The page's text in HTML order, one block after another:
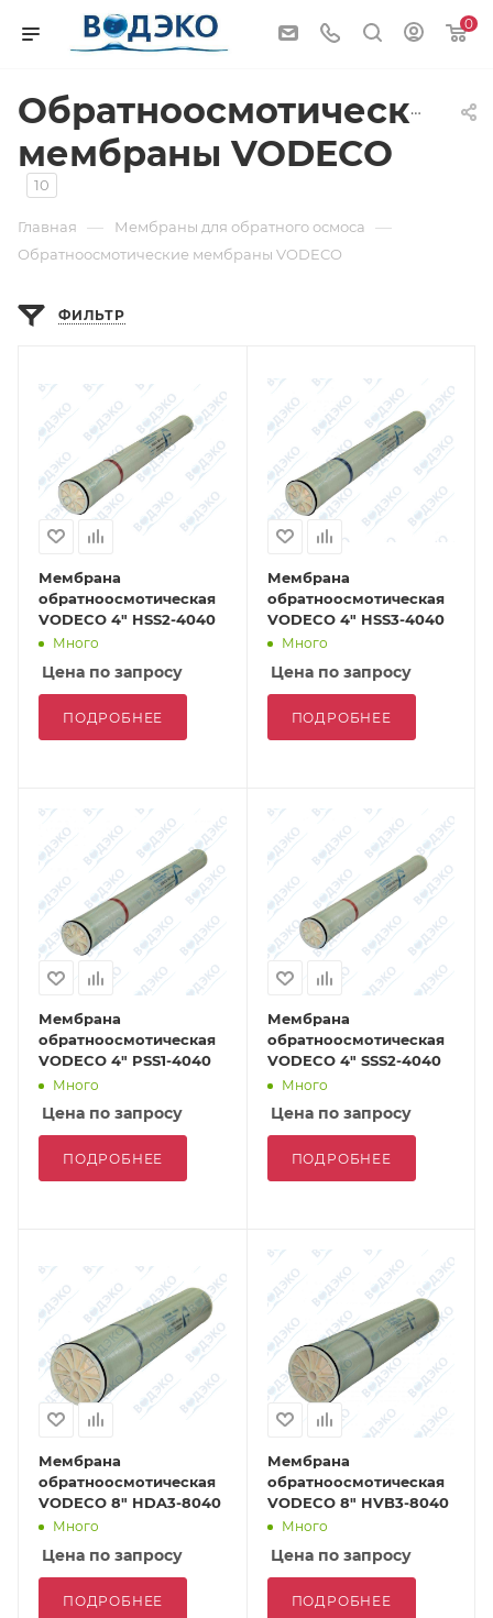
0
Обратноосмотические
мембраны VODECO
10
Главная — Мембраны для обратного осмоса —
Обратноосмотические мембраны VODECO
ФИЛЬТР
Мембрана
обратноосмотическая
VODECO 4" HSS2-4040
Много
Цена по запросу
ПОДРОБНЕЕ
Мембрана
обратноосмотическая
VODECO 4" HSS3-4040
Много
Цена по запросу
ПОДРОБНЕЕ
Мембрана
обратноосмотическая
VODECO 4" PSS1-4040
Много
Цена по запросу
ПОДРОБНЕЕ
Мембрана
обратноосмотическая
VODECO 4" SSS2-4040
Много
Цена по запросу
ПОДРОБНЕЕ
Мембрана
обратноосмотическая
VODECO 8" HDA3-8040
Много
Цена по запросу
ПОДРОБНЕЕ
Мембрана
обратноосмотическая
VODECO 8" HVB3-8040
Много
Цена по запросу
ПОДРОБНЕЕ